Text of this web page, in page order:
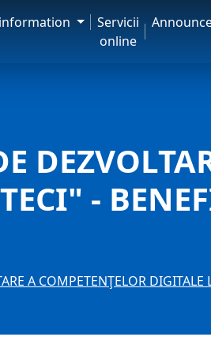
Servicii
online
-
A COMPETENŢELOR